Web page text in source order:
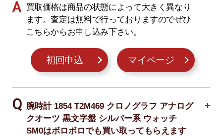
買取価格は商品の状態によって大きく異なり
ます。査定は無料で行っておりますのでぜひ
こちらからお申し込み下さい。
初回申込 マイページ
腕時計 1854 T2M469 クロノグラフ アナログ
クオーツ 黒文字盤 シルバー系 ウォッチ
SM0はボロボロでも買い取ってもらえます